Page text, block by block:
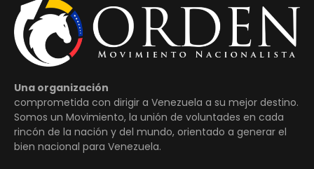
Una organización
comprometida con dirigir a Venezuela a su mejor destino.
Somos un Movimiento, la unión de voluntades en cada
rincón de la nación y del mundo, orientado a generar el
bien nacional para Venezuela.